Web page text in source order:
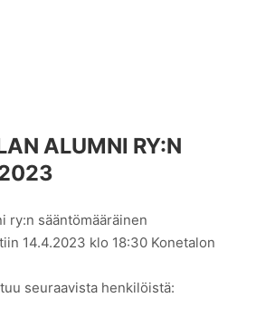
ALUMNI RY:N
ry:n sääntömääräinen
14.4.2023 klo 18:30 Konetalon
seuraavista henkilöistä: